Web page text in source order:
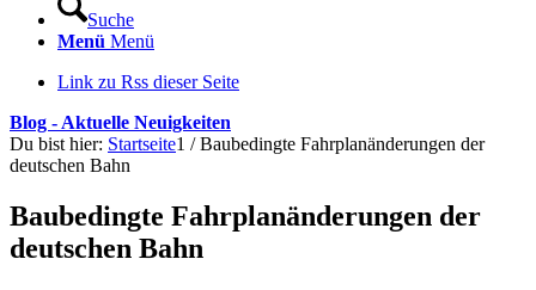
Suche
Menü Menü
Link zu Rss dieser Seite
Blog - Aktuelle Neuigkeiten
Du bist hier: Startseite1 / Baubedingte Fahrplanänderungen der
deutschen Bahn
Baubedingte Fahrplanänderungen der
deutschen Bahn